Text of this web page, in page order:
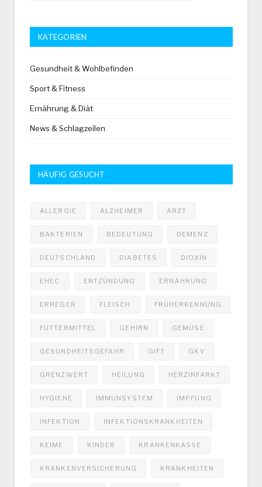
KATEGORIEN
Gesundheit & Wohlbefinden
Sport & Fitness
Ernährung & Diät
News & Schlagzeilen
HÄUFIG GESUCHT
ALLERGIE ALZHEIMER ARZT
BAKTERIEN BEDEUTUNG DEMENZ
DEUTSCHLAND DIABETES DIOXIN
EHEC ENTZÜNDUNG ERNÄHRUNG
ERREGER FLEISCH FRÜHERKENNUNG
FUTTERMITTEL GEHIRN GEMÜSE
GESUNDHEITSGEFAHR GIFT GKV
GRENZWERT HEILUNG HERZINFARKT
HYGIENE IMMUNSYSTEM IMPFUNG
INFEKTION INFEKTIONSKRANKHEITEN
KEIME KINDER KRANKENKASSE
KRANKENVERSICHERUNG KRANKHEITEN